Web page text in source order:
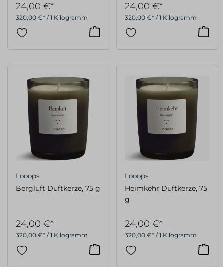
320,00 €* / 1 Kilogramm
24,00 €*
320,00 €* / 1 Kilogramm
24,00 €*
Looops
Bergluft Duftkerze, 75 g
320,00 €* / 1 Kilogramm
24,00 €*
Looops
Heimkehr Duftkerze, 75
g
320,00 €* / 1 Kilogramm
24,00 €*